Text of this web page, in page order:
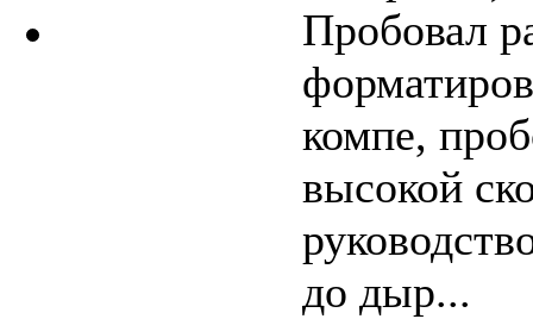
Пробовал
компе,
высокой
до дыр...